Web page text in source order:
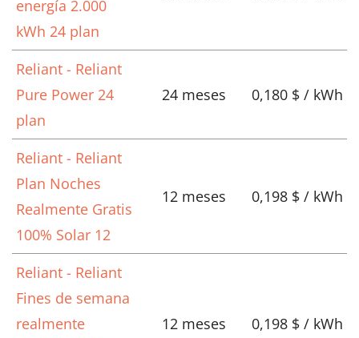
energía 2.000
kWh 24 plan
Reliant - Reliant
Pure Power 24
plan
24 meses 0,180 $ / kWh
Reliant - Reliant
Plan Noches
Realmente Gratis
100% Solar 12
12 meses 0,198 $ / kWh
Reliant - Reliant
Fines de semana
realmente
12 meses 0,198 $ / kWh